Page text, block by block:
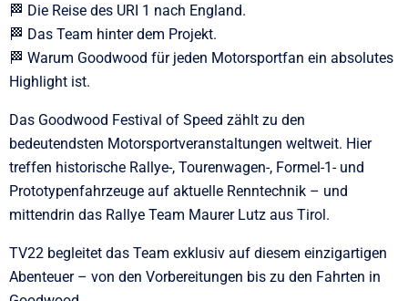
🏁 Die Reise des URI 1 nach England.
🏁 Das Team hinter dem Projekt.
🏁 Warum Goodwood für jeden Motorsportfan ein absolutes
Highlight ist.
Das Goodwood Festival of Speed zählt zu den
bedeutendsten Motorsportveranstaltungen weltweit. Hier
treffen historische Rallye-, Tourenwagen-, Formel-1- und
Prototypenfahrzeuge auf aktuelle Renntechnik – und
mittendrin das Rallye Team Maurer Lutz aus Tirol.
TV22 begleitet das Team exklusiv auf diesem einzigartigen
Abenteuer – von den Vorbereitungen bis zu den Fahrten in